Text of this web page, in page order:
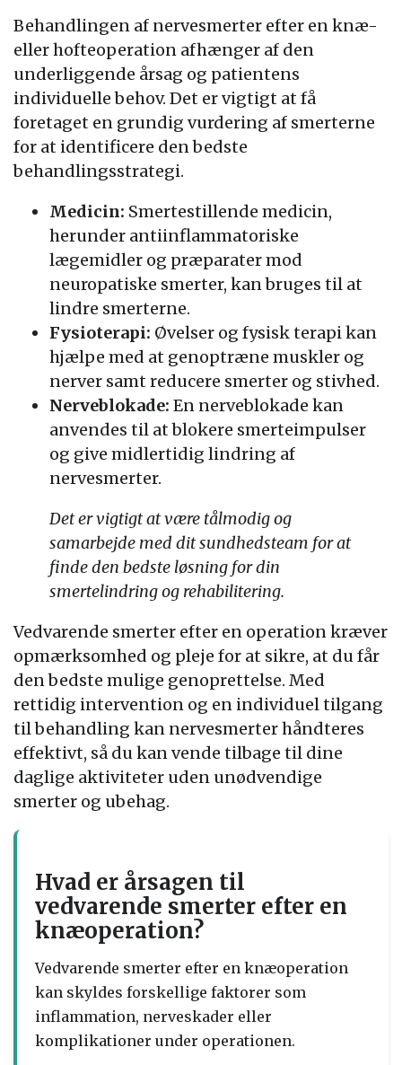
Behandlingen af nervesmerter efter en knæ-
eller hofteoperation afhænger af den
underliggende årsag og patientens
individuelle behov. Det er vigtigt at få
foretaget en grundig vurdering af smerterne
for at identificere den bedste
behandlingsstrategi.
Medicin: Smertestillende medicin,
herunder antiinflammatoriske
lægemidler og præparater mod
neuropatiske smerter, kan bruges til at
lindre smerterne.
Fysioterapi: Øvelser og fysisk terapi kan
hjælpe med at genoptræne muskler og
nerver samt reducere smerter og stivhed.
Nerveblokade: En nerveblokade kan
anvendes til at blokere smerteimpulser
og give midlertidig lindring af
nervesmerter.
Det er vigtigt at være tålmodig og
samarbejde med dit sundhedsteam for at
finde den bedste løsning for din
smertelindring og rehabilitering.
Vedvarende smerter efter en operation kræver
opmærksomhed og pleje for at sikre, at du får
den bedste mulige genoprettelse. Med
rettidig intervention og en individuel tilgang
til behandling kan nervesmerter håndteres
effektivt, så du kan vende tilbage til dine
daglige aktiviteter uden unødvendige
smerter og ubehag.
Hvad er årsagen til
vedvarende smerter efter en
knæoperation?
Vedvarende smerter efter en knæoperation
kan skyldes forskellige faktorer som
inflammation, nerveskader eller
komplikationer under operationen.